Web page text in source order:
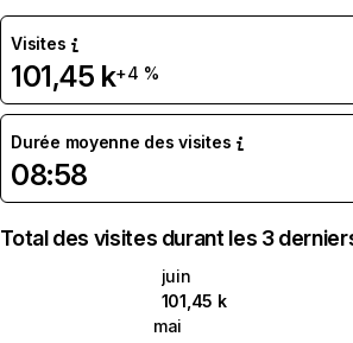
Visites
101,45 k+4 %
Durée moyenne des visites
08:58
Total des visites durant les 3
juin
101,45 k
mai